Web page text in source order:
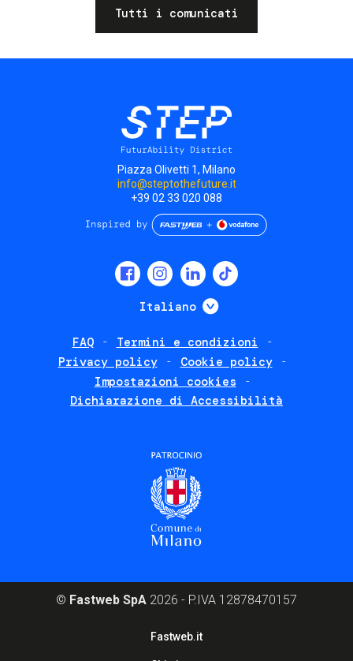
Tutti i comunicati
Piazza Olivetti 1, Milano
info@steptothefuture.it
+39 02 33 020 088
Italiano Mostra ulteriori
FAQ
Termini e condizioni
Privacy policy
Cookie policy
Impostazioni cookies
Dichiarazione di Accessibilità
© Fastweb SpA 2026 - P.IVA 12878470157
Fastweb.it